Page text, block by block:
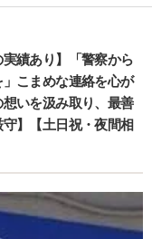
実績あり】「警察から
こまめな連絡を心が
いを汲み取り、最善
】【土日祝・夜間相